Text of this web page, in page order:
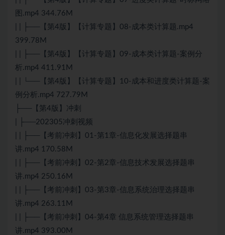
图.mp4 344.76M
| | ├──【第4版】【计算专题】08-成本类计算题.mp4
399.78M
| | ├──【第4版】【计算专题】09-成本类计算题-案例分
析.mp4 411.91M
| | └──【第4版】【计算专题】10-成本和进度类计算题-案
例分析.mp4 727.79M
├──【第4版】冲刺
| ├──202305冲刺视频
| | ├──【考前冲刺】01-第1章-信息化发展选择题串
讲.mp4 170.58M
| | ├──【考前冲刺】02-第2章-信息技术发展选择题串
讲.mp4 250.16M
| | ├──【考前冲刺】03-第3章-信息系统治理选择题串
讲.mp4 263.11M
| | ├──【考前冲刺】04-第4章 信息系统管理选择题串
讲.mp4 393.00M